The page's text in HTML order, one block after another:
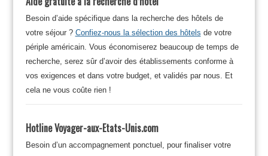
Besoin d’aide spécifique dans la recherche des hôtels de
votre séjour ? Confiez-nous la sélection des hôtels de votre
périple américain. Vous économiserez beaucoup de temps de
recherche, serez sûr d’avoir des établissements conforme à
vos exigences et dans votre budget, et validés par nous. Et
cela ne vous coûte rien !
Hotline Voyager-aux-Etats-Unis.com
Besoin d’un accompagnement ponctuel, pour finaliser votre